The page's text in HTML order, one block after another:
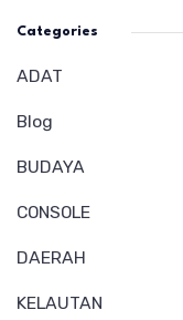
Categories
ADAT
Blog
BUDAYA
CONSOLE
DAERAH
KELAUTAN